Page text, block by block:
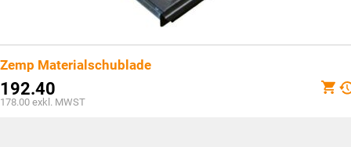
Zemp Materialschublade
192.40
178.00 exkl. MWST